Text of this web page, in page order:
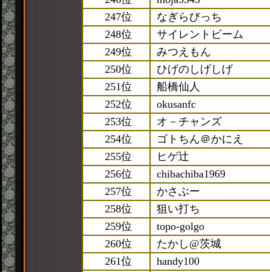
247位
なぎらびっち
248位
サイレントビーム
249位
みつえもん
250位
ひげのしげしげ
251位
船橋仙人
252位
okusanfc
253位
オ－チャンズ
254位
ゴトちん＠かにえ
255位
ヒゲ辻
256位
chibachiba1969
257位
かさぶー
258位
狙い打ち
259位
topo-golgo
260位
たかし@茨城
261位
handy100